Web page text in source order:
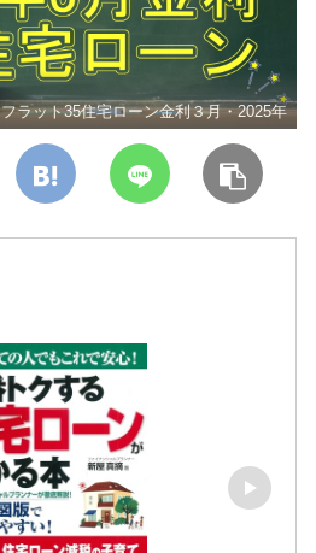
フラット35住宅ローン金利３月・2025年